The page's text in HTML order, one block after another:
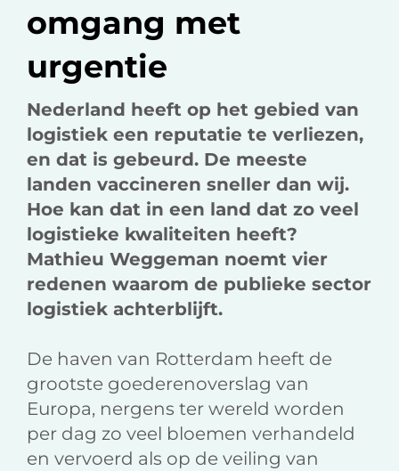
omgang met
urgentie
Nederland heeft op het gebied van
logistiek een reputatie te verliezen,
en dat is gebeurd. De meeste
landen vaccineren sneller dan wij.
Hoe kan dat in een land dat zo veel
logistieke kwaliteiten heeft?
Mathieu Weggeman noemt vier
redenen waarom de publieke sector
logistiek achterblijft.
De haven van Rotterdam heeft de
grootste goederenoverslag van
Europa, nergens ter wereld worden
per dag zo veel bloemen verhandeld
en vervoerd als op de veiling van